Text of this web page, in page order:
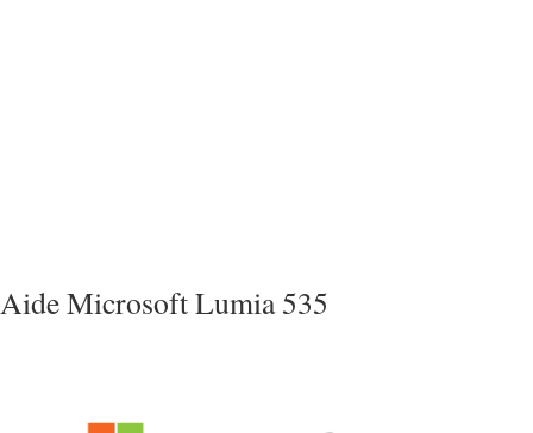
Aide Microsoft Lumia 535